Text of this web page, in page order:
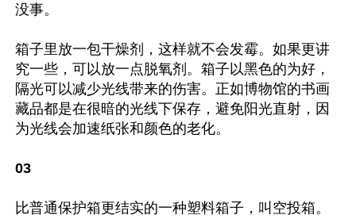
没事。
箱子里放一包干燥剂，这样就不会发霉。如果更讲
究一些，可以放一点脱氧剂。箱子以黑色的为好，
隔光可以减少光线带来的伤害。正如博物馆的书画
藏品都是在很暗的光线下保存，避免阳光直射，因
为光线会加速纸张和颜色的老化。
03
比普通保护箱更结实的一种塑料箱子，叫空投箱。